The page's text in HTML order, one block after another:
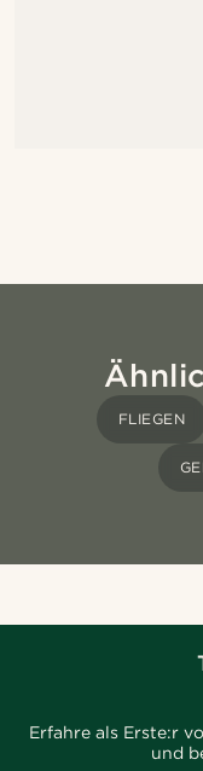
FLIEGEN
Erfahre als Erste:r
und